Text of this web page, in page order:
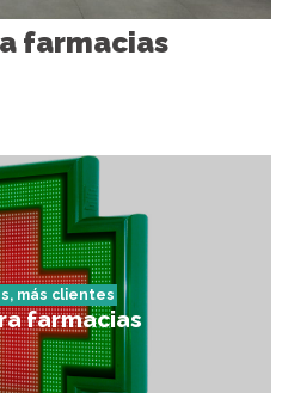
farmacias
más clientes
farmacias